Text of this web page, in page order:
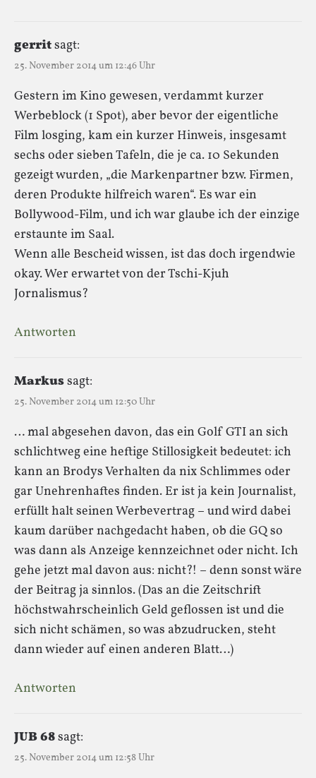
gerritsagt:
25. November 2014 um 12:46 Uhr
Gestern im Kino gewesen, verdammt kurzer
Werbeblock (1 Spot), aber bevor der eigentliche
Film losging, kam ein kurzer Hinweis, insgesamt
sechs oder sieben Tafeln, die je ca. 10 Sekunden
gezeigt wurden, „die Markenpartner bzw. Firmen,
deren Produkte hilfreich waren“. Es war ein
Bollywood-Film, und ich war glaube ich der einzige
erstaunte im Saal.
Wenn alle Bescheid wissen, ist das doch irgendwie
okay. Wer erwartet von der Tschi-Kjuh
Jornalismus?
Antworten
Markussagt:
25. November 2014 um 12:50 Uhr
… mal abgesehen davon, das ein Golf GTI an sich
schlichtweg eine heftige Stillosigkeit bedeutet: ich
kann an Brodys Verhalten da nix Schlimmes oder
gar Unehrenhaftes finden. Er ist ja kein Journalist,
erfüllt halt seinen Werbevertrag – und wird dabei
kaum darüber nachgedacht haben, ob die GQ so
was dann als Anzeige kennzeichnet oder nicht. Ich
gehe jetzt mal davon aus: nicht?! – denn sonst wäre
der Beitrag ja sinnlos. (Das an die Zeitschrift
höchstwahrscheinlich Geld geflossen ist und die
sich nicht schämen, so was abzudrucken, steht
dann wieder auf einen anderen Blatt…)
Antworten
JUB 68sagt:
25. November 2014 um 12:58 Uhr